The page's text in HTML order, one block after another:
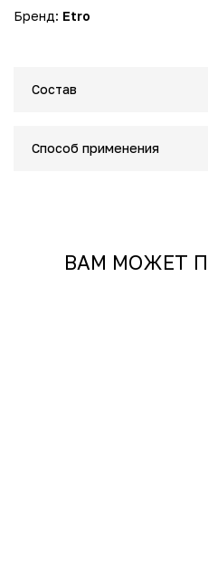
* розы
* флердоранжа
* цветной стеклянный
* Расцветка текстиля
Бренд: Etro
Состав
Способ применения
ВАМ МОЖЕТ